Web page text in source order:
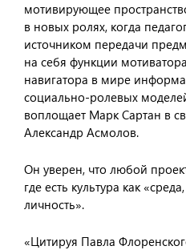
мотивирующее
в новых ролях, когда
источником передачи
на себя функции
навигатора в мире
социально-ролевых
воплощает Марк Сартан в
Александр Асмолов.
Он уверен, что любой
где есть культура как
личность».
«Цитируя Павла